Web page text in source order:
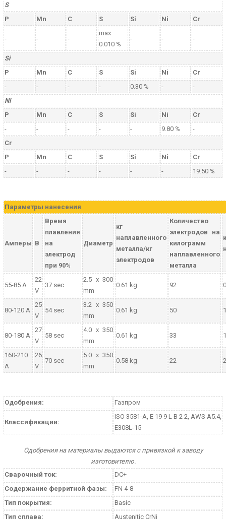
S
P
Mn C S Si Ni Cr
- - -
max
0.010 %
- - -
Si
P
Mn C S Si Ni
Cr
-
- - - 0.30 % -
-
Ni
P
Mn C S Si Ni
Cr
-
- - - - 9.80 %
-
Cr
P
Mn C S Si Ni
Cr
-
- - - - - 19.50 %
Параметры нанесения
Амперы В
Время
плавления
на
электрод
при 90%
Диаметр
кг
наплавленного
металла/кг
электродов
Количество
электродов на
килограмм
наплавленного
металла
55-85 A
22
V
37 sec
2.5 x 300
mm
0.61 kg 92
80-120 A
25
V
54 sec
3.2 x 350
mm
0.61 kg 50
80-180 A
27
V
58 sec
4.0 x 350
mm
0.61 kg 33
160-210
A
26
V
70 sec
5.0 x 350
mm
0.58 kg 22
Одобрения: Газпром
Классификации:
ISO 3581-A, E 19 9 L B 2 2, AWS A5.4,
E308L-15
Одобрения на материалы выдаются с привязкой к заводу
изготовителю.
Сварочный ток:
DC+
Содержание ферритной фазы:
FN 4-8
Тип покрытия:
Basic
Тип сплава:
Austenitic CrNi